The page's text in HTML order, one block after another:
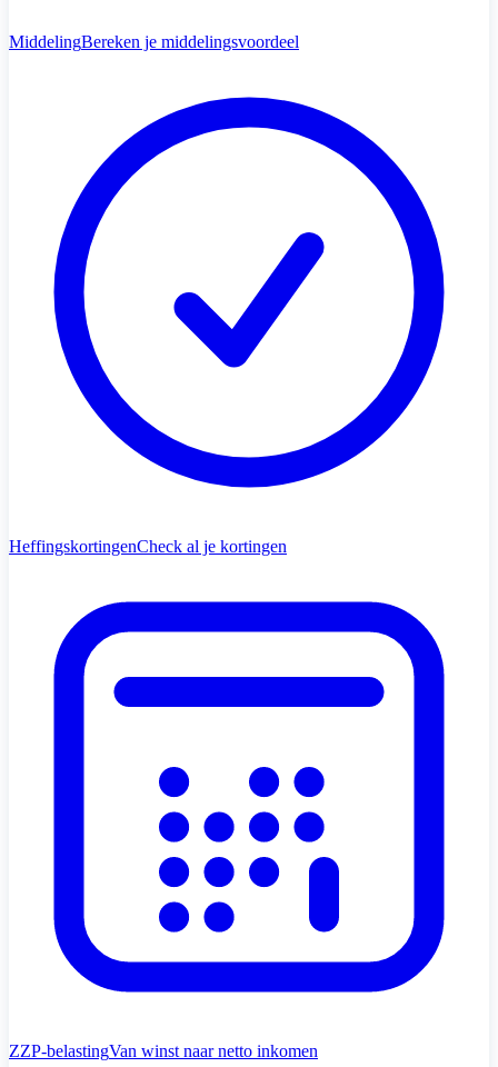
MiddelingBereken je middelingsvoordeel
HeffingskortingenCheck al je kortingen
ZZP-belastingVan winst naar netto inkomen